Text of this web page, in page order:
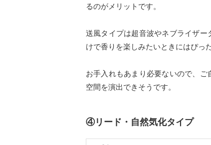
るのがメリットです。
送風タイプは超音波やネブライザ
けで香りを楽しみたいときにはぴった
お手入れもあまり必要ないので、
空間を演出できそうです。
④リード・自然気化タイプ